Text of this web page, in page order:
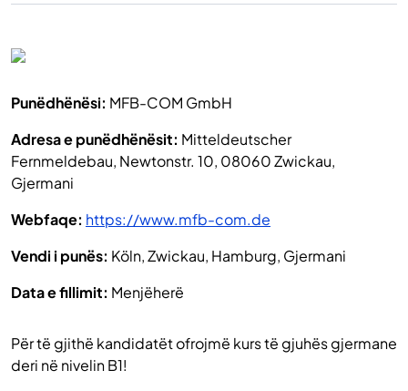
Punëdhënësi: MFB-COM GmbH
Adresa e punëdhënësit: Mitteldeutscher
Fernmeldebau, Newtonstr. 10, 08060 Zwickau,
Gjermani
Webfaqe: https://www.mfb-com.de
Vendi i punës: Köln, Zwickau, Hamburg, Gjermani
Data e fillimit: Menjëherë
Për të gjithë kandidatët ofrojmë kurs të gjuhës gjermane
deri në nivelin B1!